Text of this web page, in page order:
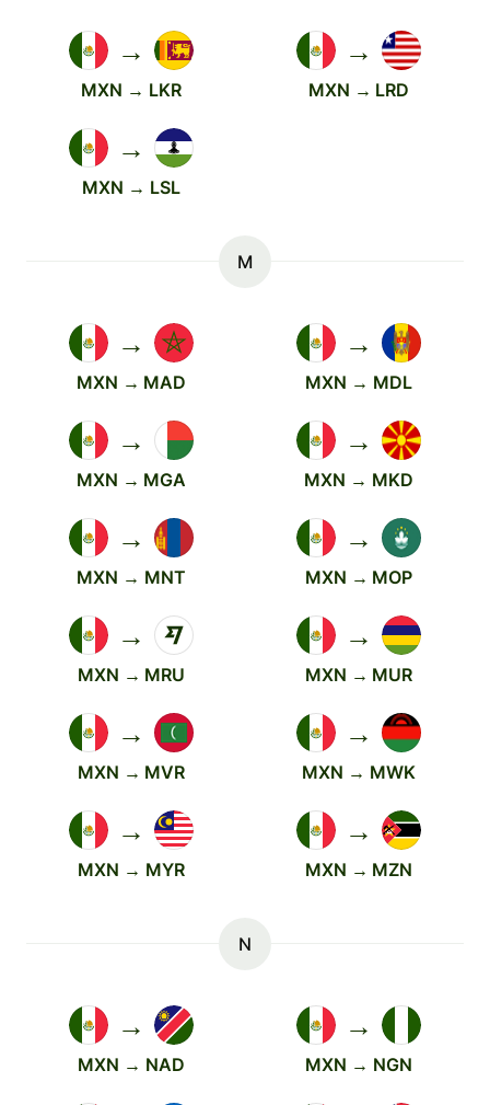
→
MXN → LKR
→
MXN → LRD
→
MXN → LSL
M
→
MXN → MAD
→
MXN → MDL
→
MXN → MGA
→
MXN → MKD
→
MXN → MNT
→
MXN → MOP
→
MXN → MRU
→
MXN → MUR
→
MXN → MVR
→
MXN → MWK
→
MXN → MYR
→
MXN → MZN
N
→
MXN → NAD
→
MXN → NGN